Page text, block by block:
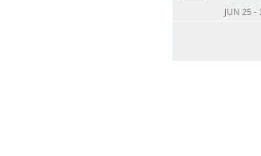
JUN 25 -